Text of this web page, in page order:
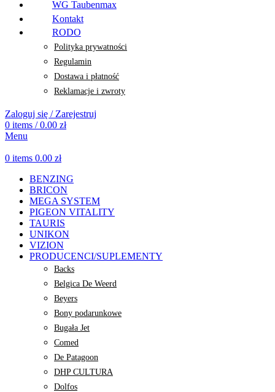
WG Taubenmax
Kontakt
RODO
Polityka prywatności
Regulamin
Dostawa i płatność
Reklamacje i zwroty
Zaloguj się / Zarejestruj
0 items / 0.00 zł
Menu
0 items 0.00 zł
BENZING
BRICON
MEGA SYSTEM
PIGEON VITALITY
TAURIS
UNIKON
VIZION
PRODUCENCI/SUPLEMENTY
Backs
Belgica De Weerd
Beyers
Bony podarunkowe
Bugała Jet
Comed
De Patagoon
DHP CULTURA
Dolfos